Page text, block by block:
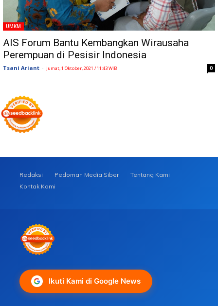
UMKM
AIS Forum Bantu Kembangkan Wirausaha
Perempuan di Pesisir Indonesia
Tsani Ariant - Jumat, 1 Oktober, 2021 / 11:43 WIB 0
Redaksi Pedoman Media Siber
Tentang Kami
Kontak Kami
Ikuti Kami di Google News